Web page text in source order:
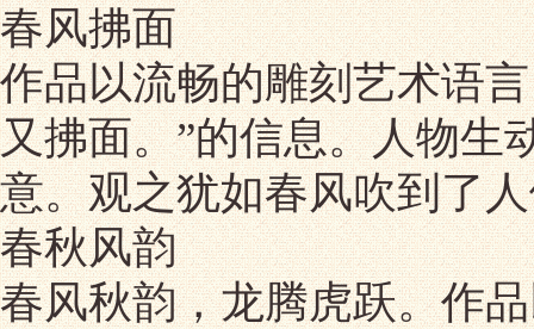
春风拂面
作品以流畅的雕刻艺术语
又拂面。”的信息。人物生
意。观之犹如春风吹到了
春秋风韵
春风秋韵，龙腾虎跃。作